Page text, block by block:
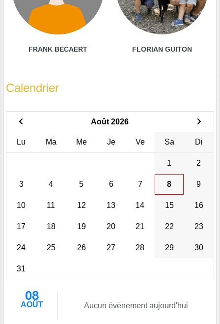
FRANK BECAERT FLORIAN GUITON
Calendrier
Août 2026
Lu Ma Me Je Ve Sa Di
1 2
3 4 5 6 7 8 9
10 11 12 13 14 15 16
17 18 19 20 21 22 23
24 25 26 27 28 29 30
31
08
AOÛT Aucun évènement aujourd'hui